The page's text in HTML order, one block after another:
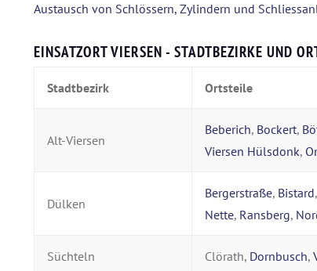
Austausch von Schlössern, Zylindern und
EINSATZORT VIERSEN - STADTBEZIRKE UND
Stadtbezirk Ortsteile
Alt-Viersen
Beberich, Bockert,
Viersen Hülsdonk,
Dülken
Bergerstraße, Bistard,
Nette, Ransberg,
Süchteln Clörath, Dornbusch,